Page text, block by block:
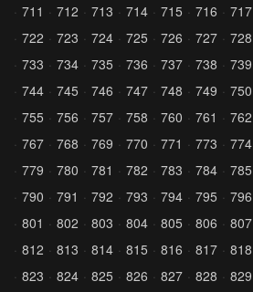
711
712 713 714 715 716 717
722
723 724 725 726 727 728
733
734 735 736 737 738 739
744
745 746 747 748 749 750
755
756 757 758 760 761 762
767
768 769 770 771 773 774
779
780 781 782 783 784 785
790
791 792 793 794 795 796
801
802 803 804 805 806 807
812
813 814 815 816 817 818
823
824 825 826 827 828 829